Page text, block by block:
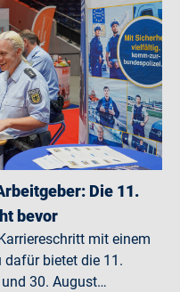
Die 11.
bevor
mit einem
dafür bietet die 11.
30. August…